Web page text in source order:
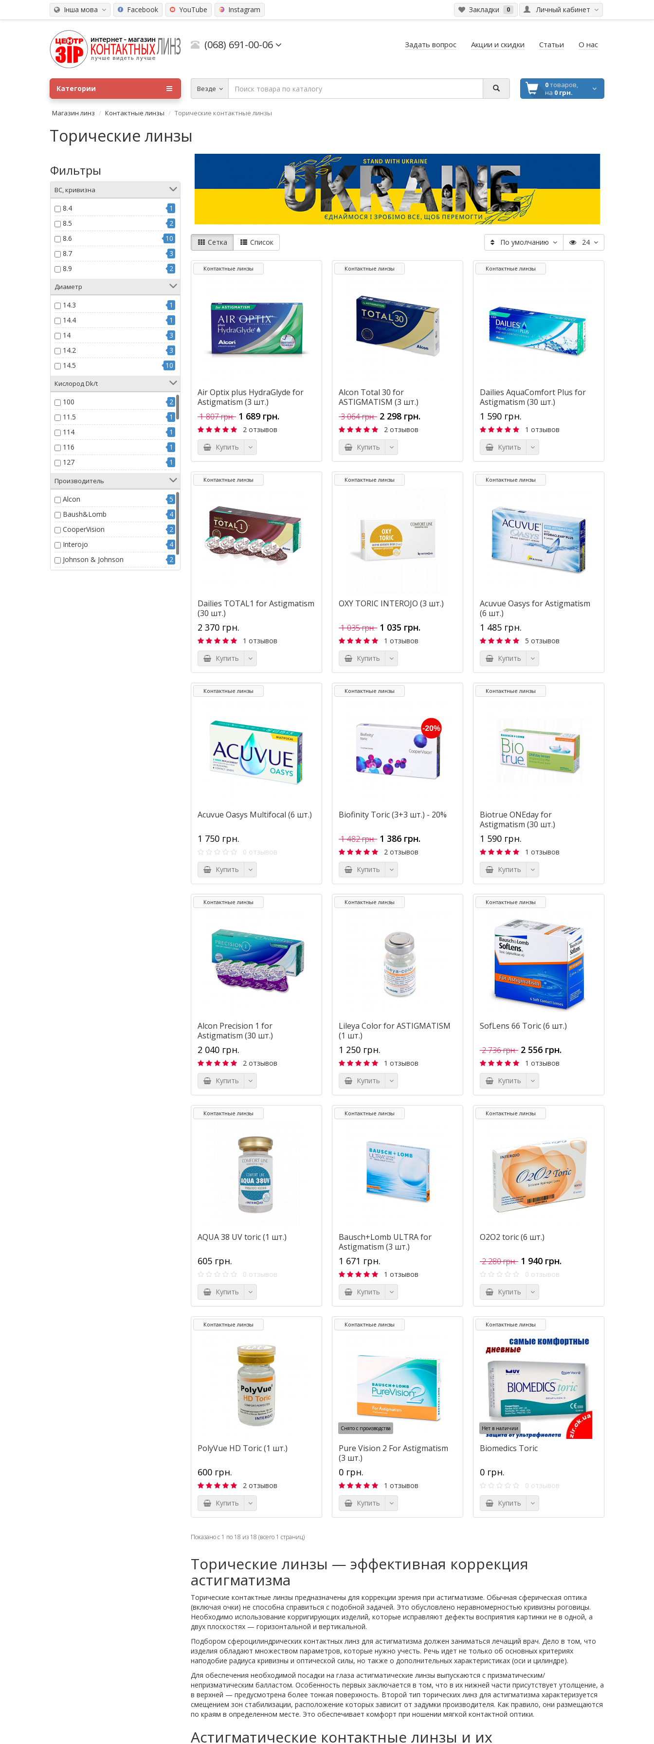
Інша мова Личный кабинет
Закладки 0
Facebook YouTube Instagram
(068) 691-00-06 Задать вопрос Акции и скидки Статьи О нас
Везде 0товаров,
на 0 грн.
Категории
Магазин линз Контактные линзы Торические контактные линзы
Торические линзы
Фильтры
BC, кривизна
8.4
1
8.5
2
8.6
10
8.7
3
8.9
2
Диаметр
14.3
1
14.4
1
14
3
14.2
3
14.5
10
Кислород Dk/t
100
2
11.5
1
114
1
116
1
127
1
1
154
1
16
1
17.8
1
90
1
91
2
26
1
Производитель
Alcon
5
Baush&Lomb
4
CooperVision
2
Interojo
4
Johnson & Johnson
2
Сетка Список По умолчанию 24
Контактные линзы
Air Optix plus HydraGlyde for
Astigmatism (3 шт.)
1 807 грн. 1 689 грн.
2 отзывов
Купить
Контактные линзы
Alcon Total 30 for
ASTIGMATISM (3 шт.)
3 064 грн. 2 298 грн.
2 отзывов
Купить
Контактные линзы
Dailies AquaComfort Plus for
Astigmatism (30 шт.)
1 590 грн.
1 отзывов
Купить
Контактные линзы
Dailies TOTAL1 for Astigmatism
(30 шт.)
2 370 грн.
1 отзывов
Купить
Контактные линзы
OXY TORIC INTEROJO (3 шт.)
1 035 грн. 1 035 грн.
1 отзывов
Купить
Контактные линзы
Acuvue Oasys for Astigmatism
(6 шт.)
1 485 грн.
5 отзывов
Купить
Контактные линзы
Acuvue Oasys Multifocal (6 шт.)
1 750 грн.
0 отзывов
Купить
Контактные линзы
Biofinity Toric (3+3 шт.) - 20%
1 482 грн. 1 386 грн.
2 отзывов
Купить
Контактные линзы
Biotrue ONEday for
Astigmatism (30 шт.)
1 590 грн.
1 отзывов
Купить
Контактные линзы
Alcon Precision 1 for
Astigmatism (30 шт.)
2 040 грн.
2 отзывов
Купить
Контактные линзы
Lileya Color for ASTIGMATISM
(1 шт.)
1 250 грн.
1 отзывов
Купить
Контактные линзы
SofLens 66 Toric (6 шт.)
2 736 грн. 2 556 грн.
1 отзывов
Купить
Контактные линзы
AQUA 38 UV toric (1 шт.)
605 грн.
0 отзывов
Купить
Контактные линзы
Bausch+Lomb ULTRA for
Astigmatism (3 шт.)
1 671 грн.
1 отзывов
Купить
Контактные линзы
O2O2 toric (6 шт.)
2 280 грн. 1 940 грн.
0 отзывов
Купить
Контактные линзы
PolyVue HD Toric (1 шт.)
600 грн.
2 отзывов
Купить
Контактные линзы
Снято с производства
Pure Vision 2 For Astigmatism
(3 шт.)
0 грн.
1 отзывов
Купить
Контактные линзы
Нет в наличии
Biomedics Toric
0 грн.
0 отзывов
Купить
Показано с 1 по 18 из 18 (всего 1 страниц)
Торические линзы — эффективная коррекция
астигматизма
Торические контактные линзы предназначены для коррекции зрения при астигматизме. Обычная сферическая оптика
(включая очки) не способна справиться с подобной задачей. Это обусловлено неравномерностью кривизны роговицы.
Необходимо использование корригирующих изделий, которые исправляют дефекты восприятия картинки не в одной, а
двух плоскостях — горизонтальной и вертикальной.
Подбором сфероцилиндрических контактных линз для астигматизма должен заниматься лечащий врач. Дело в том, что
изделия обладают множеством параметров, которые нужно учесть. Речь идет не только об основных критериях
наподобие радиуса кривизны и оптической силы, но также о дополнительных характеристиках (оси и цилиндре).
Для обеспечения необходимой посадки на глаза астигматические линзы выпускаются с призматическим/
непризматическим балластом. Особенность первых заключается в том, что в их нижней части присутствует утолщение, а
в верхней — предусмотрена более тонкая поверхность. Второй тип торических линз для астигматизма характеризуется
смещением зон стабилизации, расположение которых зависит от задумки производителя. Как правило, они размещаются
по краям в определенном месте. Это обеспечивает комфорт при ношении мягкой контактной оптики.
Астигматические контактные линзы и их